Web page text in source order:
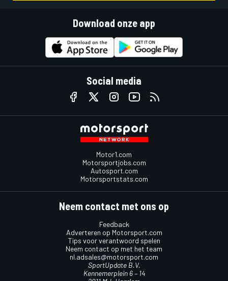
Download onze app
Social media
Motor1.com
Motorsportjobs.com
Autosport.com
Motorsportstats.com
Neem contact met ons op
Feedback
Adverteren op Motorsport.com
Tips voor verantwoord spelen
Neem contact op met het team
nl.adsales@motorsport.com
SportUpdate B.V.
Kennemerplein 6 – 14